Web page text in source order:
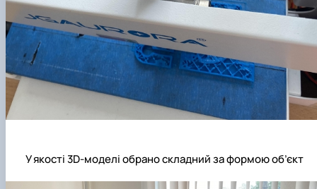
У якості 3D-моделі обрано складний за формою об’єкт